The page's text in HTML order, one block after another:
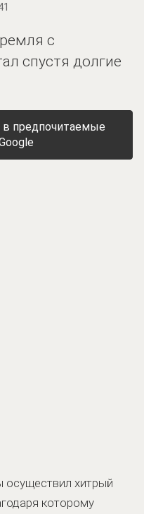
с
спустя долгие
предпочитаемые
осуществил хитрый
которому